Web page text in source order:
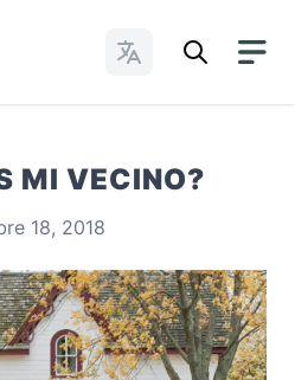
Cambiar idioma
MI VECINO?
18, 2018